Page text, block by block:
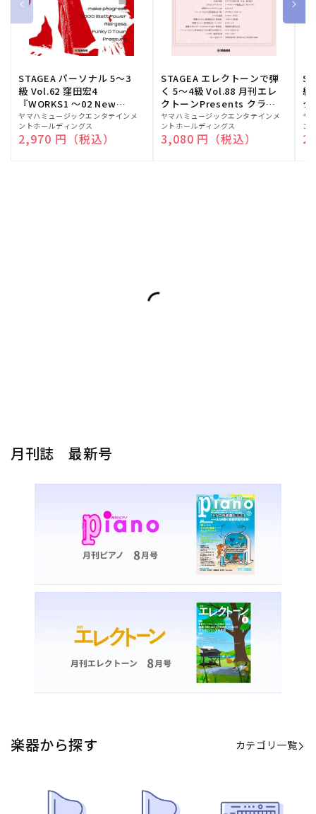
STAGEA パーソナル 5～3
級 Vol.62 窪田宏4
『WORKS1 ～02 New
edition～』
販
売
元:
ヤマハミュージックエンタテインメ
ントホールディングス
通常価格
2,970 円（税込）
STAGEA エレクトーンで弾
く 5～4級 Vol.88 月刊エレ
クトーンPresents クラシ
ック名曲集
販
売
元:
ヤマハミュージックエンタテインメ
ントホールディングス
通常価格
3,080 円（税込）
級
ク
販
売
元:
ヤ
ン
月刊誌 最新号
楽器から探す カテゴリ一覧